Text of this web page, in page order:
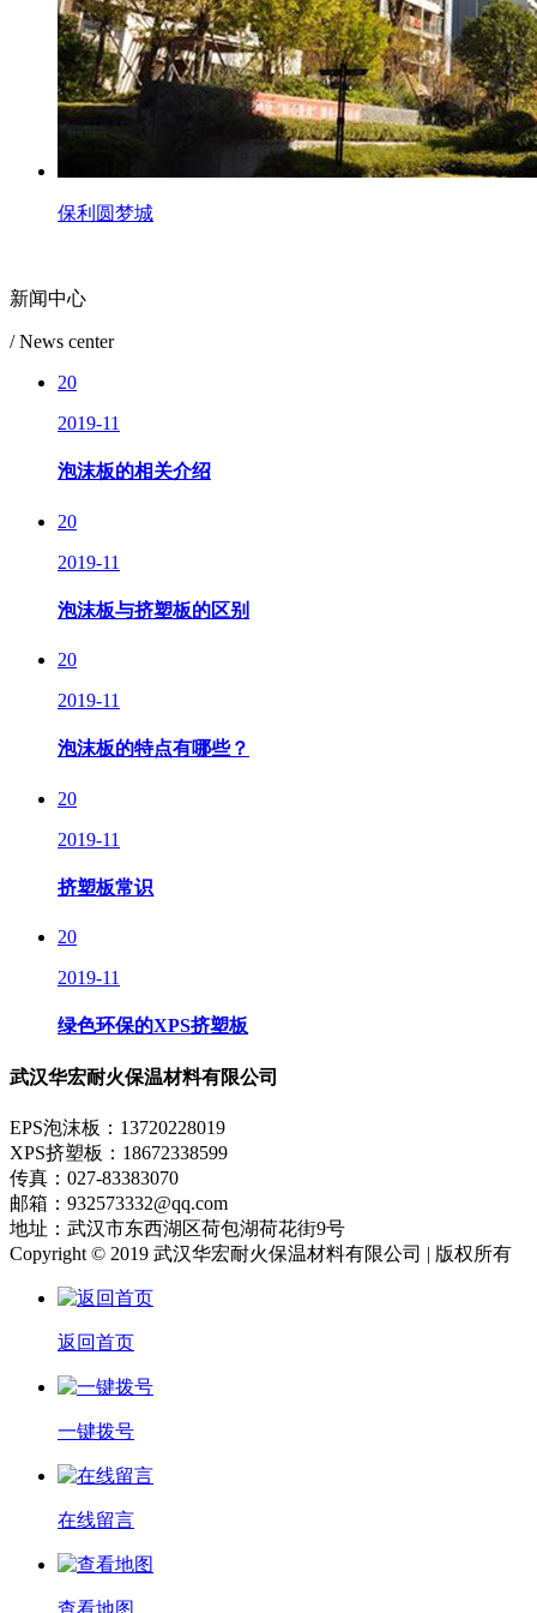
保利圆梦城
新闻中心
/ News center
20
2019-11
泡沫板的相关介绍
20
2019-11
泡沫板与挤塑板的区别
20
2019-11
泡沫板的特点有哪些？
20
2019-11
挤塑板常识
20
2019-11
绿色环保的XPS挤塑板
武汉华宏耐火保温材料有限公司
EPS泡沫板：13720228019
XPS挤塑板：18672338599
传真：027-83383070
邮箱：932573332@qq.com
地址：武汉市东西湖区荷包湖荷花街9号
Copyright © 2019 武汉华宏耐火保温材料有限公司 | 版权所有
返回首页
一键拨号
在线留言
查看地图